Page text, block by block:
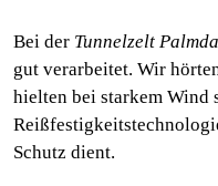
Bei der Tunnelzelt
gut verarbeitet. Wir
hielten bei starkem Wind
Schutz dient.